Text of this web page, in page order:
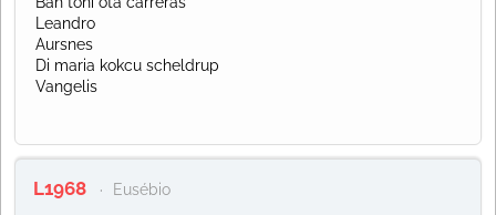
Leandro
Aursnes
Di maria kokcu scheldrup
Vangelis
L1968 Eusébio